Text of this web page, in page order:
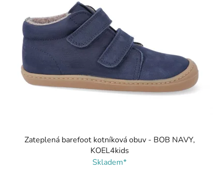
Zateplená barefoot kotníková obuv - BOB NAVY,
KOEL4kids
Skladem*